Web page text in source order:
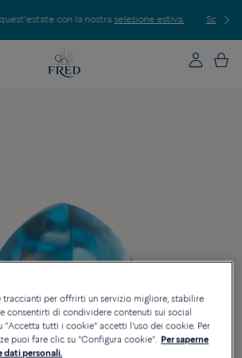
selezione estiva. Scopri le nostre creazioni in
traccianti per offrirti un servizio migliore, stabilire
consentirti di condividere contenuti sui social
"Accetta tutti i cookie" accetti l'uso dei cookie. Per
puoi fare clic su "Configura cookie". Per saperne
dati personali.